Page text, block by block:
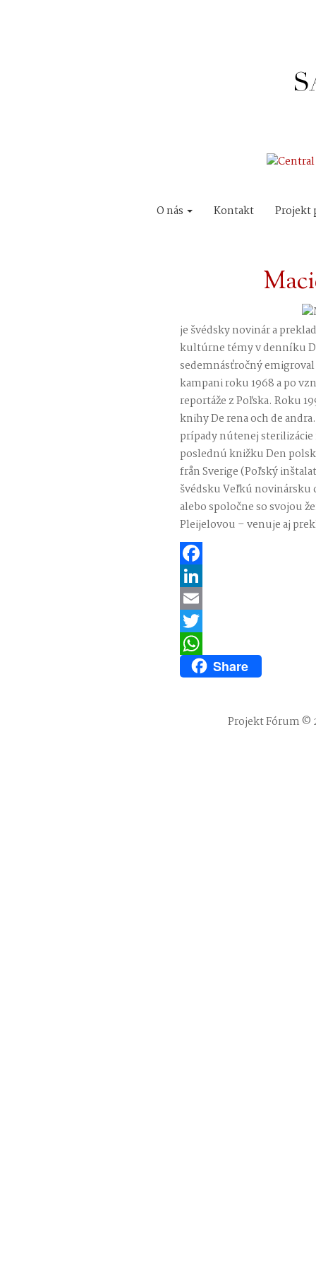
O nás Kontakt Projekt
je švédsky novinár a
kultúrne témy v denníku
sedemnásťročný
kampani roku 1968 a po
reportáže z Poľska. Roku
knihy De rena och de
prípady nútenej sterilizácie
poslednú knižku Den
från Sverige (Poľský
švédsku Veľkú novinársku
alebo spoločne so svojou
Pleijelovou – venuje aj
Facebook
LinkedIn
Email
Twitter
WhatsAppShare
Projekt Fórum ©